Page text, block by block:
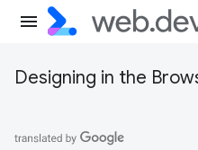
Designing in the